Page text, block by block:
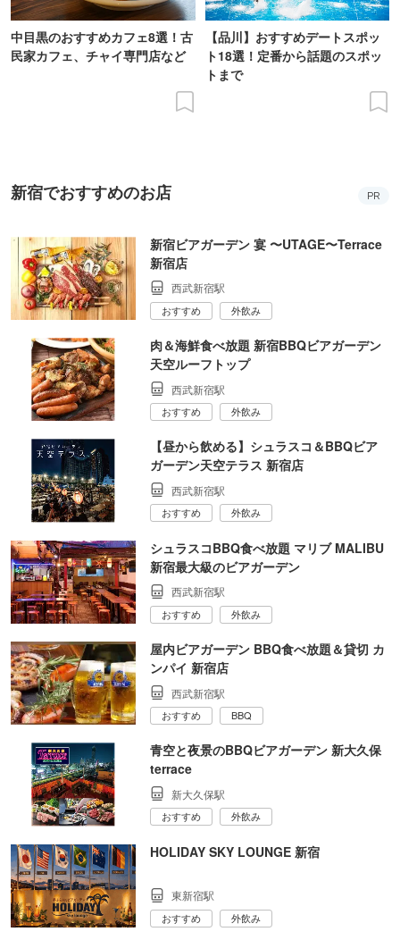
中目黒のおすすめカフェ8選！古
民家カフェ、チャイ専門店など
【品川】おすすめデートスポッ
ト18選！定番から話題のスポッ
トまで
新宿でおすすめのお店 PR
新宿ビアガーデン 宴 〜UTAGE〜Terrace
新宿店
西武新宿駅
おすすめ 外飲み
肉＆海鮮食べ放題 新宿BBQビアガーデン
天空ルーフトップ
西武新宿駅
おすすめ 外飲み
【昼から飲める】シュラスコ＆BBQビア
ガーデン天空テラス 新宿店
西武新宿駅
おすすめ 外飲み
シュラスコBBQ食べ放題 マリブ MALIBU
新宿最大級のビアガーデン
西武新宿駅
おすすめ 外飲み
屋内ビアガーデン BBQ食べ放題＆貸切 カ
ンパイ 新宿店
西武新宿駅
おすすめ BBQ
青空と夜景のBBQビアガーデン 新大久保
terrace
新大久保駅
おすすめ 外飲み
HOLIDAY SKY LOUNGE 新宿
東新宿駅
おすすめ 外飲み